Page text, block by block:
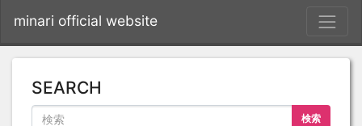
minari official website
SEARCH
検索